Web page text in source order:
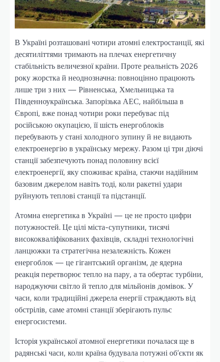
В Україні розташовані чотири атомні електростанції, які
десятиліттями тримають на плечах енергетичну
стабільність величезної країни. Проте реальність 2026
року жорстка й неоднозначна: повноцінно працюють
лише три з них — Рівненська, Хмельницька та
Південноукраїнська. Запорізька АЕС, найбільша в
Європі, вже понад чотири роки перебуває під
російською окупацією, її шість енергоблоків
перебувають у стані холодного зупину й не видають
електроенергію в українську мережу. Разом ці три діючі
станції забезпечують понад половину всієї
електроенергії, яку споживає країна, стаючи надійним
базовим джерелом навіть тоді, коли ракетні удари
руйнують теплові станції та підстанції.
Атомна енергетика в Україні — це не просто цифри
потужностей. Це цілі міста-супутники, тисячі
висококваліфікованих фахівців, складні технологічні
ланцюжки та стратегічна незалежність. Кожен
енергоблок — це гігантський організм, де ядерна
реакція перетворює тепло на пару, а та обертає турбіни,
народжуючи світло й тепло для мільйонів домівок. У
часи, коли традиційні джерела енергії страждають від
обстрілів, саме атомні станції зберігають пульс
енергосистеми.
Історія української атомної енергетики почалася ще в
радянські часи, коли країна будувала потужні об’єкти як